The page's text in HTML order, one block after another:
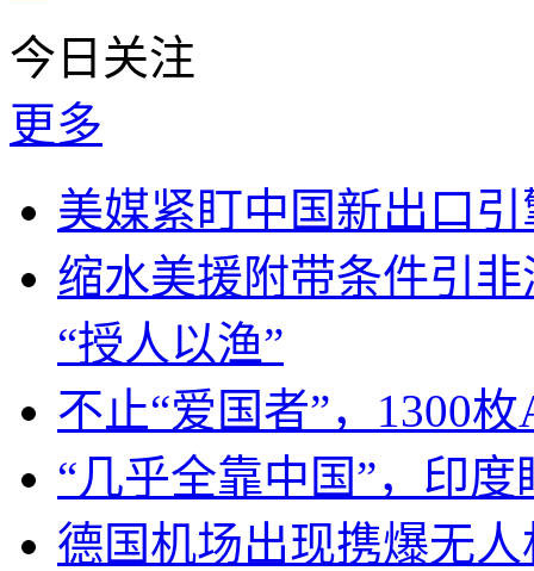
今日关注
更多
美媒紧盯中国新出口
缩水美援附带条件引
“授人以渔”
不止“爱国者”，1300
“几乎全靠中国”，印
德国机场出现携爆无